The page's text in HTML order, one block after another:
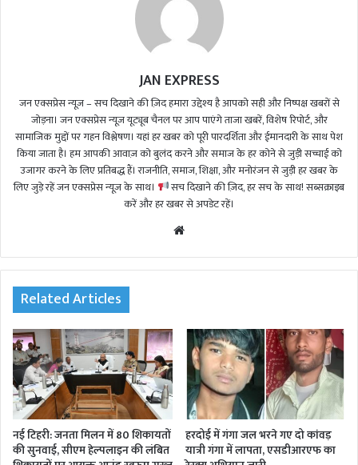
JAN EXPRESS
जन एक्सप्रेस न्यूज़ – सच दिखाने की ज़िद हमारा उद्देश्य है आपको सही और निष्पक्ष खबरों से
जोड़ना। जन एक्सप्रेस न्यूज़ यूट्यूब चैनल पर आप पाएंगे ताजा खबरें, विशेष रिपोर्ट, और
सामाजिक मुद्दों पर गहन विश्लेषण। यहां हर खबर को पूरी पारदर्शिता और ईमानदारी के साथ पेश
किया जाता है। हम आपकी आवाज़ को बुलंद करने और समाज के हर कोने से जुड़ी सच्चाई को
उजागर करने के लिए प्रतिबद्ध हैं। राजनीति, समाज, शिक्षा, और मनोरंजन से जुड़ी हर खबर के
लिए जुड़े रहें जन एक्सप्रेस न्यूज़ के साथ।
सच दिखाने की ज़िद, हर सच के साथ! सब्सक्राइब
करें और हर खबर से अपडेट रहें।
te
Related Articles
नई टिहरी: जनता मिलन में 80 शिकायतों
की सुनवाई, सीएम हेल्पलाइन की लंबित
हरदोई में गंगा जल भरने गए दो कांवड़
यात्री गंगा में लापता, एसडीआरएफ का